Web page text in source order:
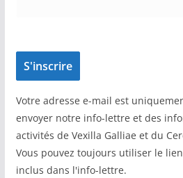
Votre adresse e-mail est
envoyer notre info-lettre et des
activités de Vexilla Galliae et du
Vous pouvez toujours utiliser le
inclus dans l'info-lettre.